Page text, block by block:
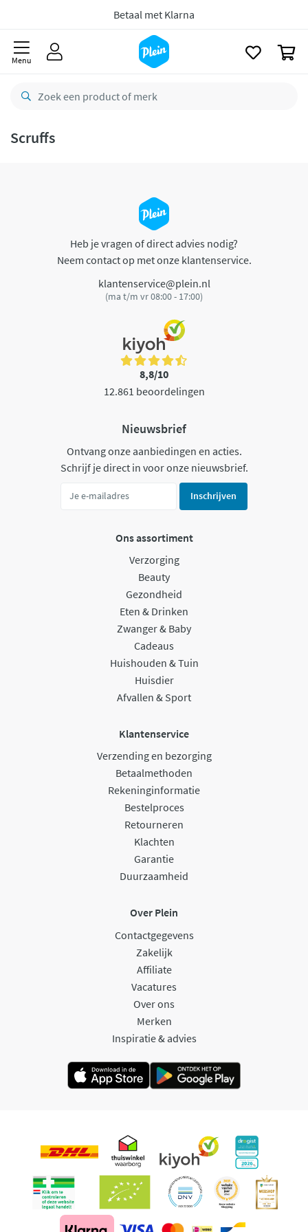
Betaal met Klarna
Menu
Scruffs
Heb je vragen of direct advies nodig?
Neem contact op met onze klantenservice.
klantenservice@plein.nl
(ma t/m vr 08:00 - 17:00)
8,8/10
12.861 beoordelingen
Nieuwsbrief
Ontvang onze aanbiedingen en acties.
Schrijf je direct in voor onze nieuwsbrief.
Inschrijven
Ons assortiment
Verzorging
Beauty
Gezondheid
Eten & Drinken
Zwanger & Baby
Cadeaus
Huishouden & Tuin
Huisdier
Afvallen & Sport
Klantenservice
Verzending en bezorging
Betaalmethoden
Rekeninginformatie
Bestelproces
Retourneren
Klachten
Garantie
Duurzaamheid
Over Plein
Contactgegevens
Zakelijk
Affiliate
Vacatures
Over ons
Merken
Inspiratie & advies